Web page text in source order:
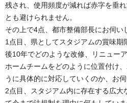
残され、使用頻度が減れば赤字を垂
とも避けられません。
その上で4点、都市整備部長にお伺い
1点目、県としてスタジアムの賞味期
後10年でどのような改修、リニュー
ホームチームをどのように位置付け
うに具体的に対応していくのか、お伺
2点目、スタジアム内に存在する広